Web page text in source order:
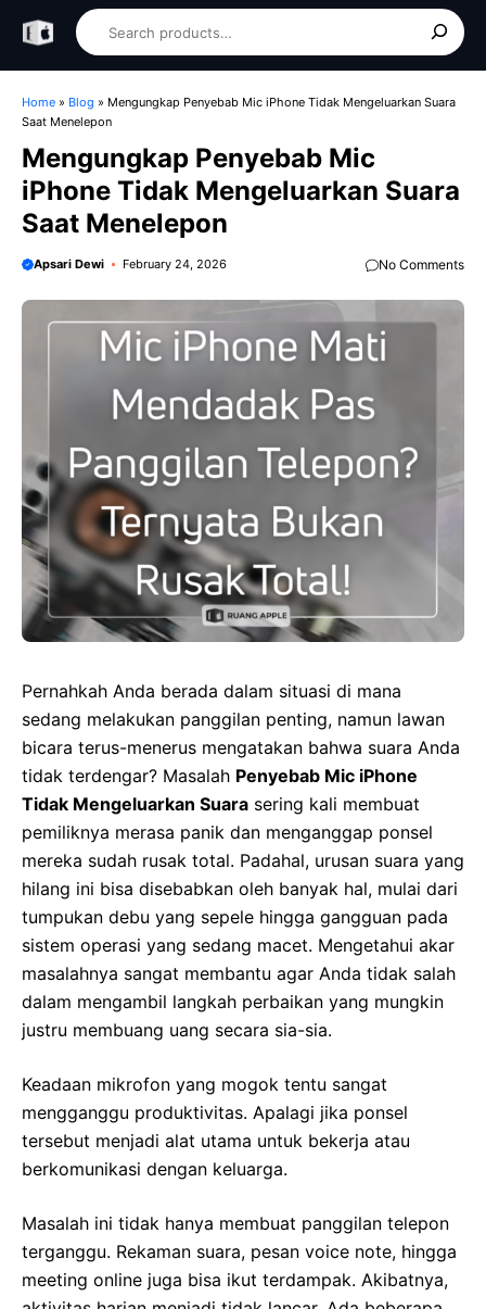
content
Home » Blog » Mengungkap Penyebab Mic iPhone Tidak Mengeluarkan Suara
Saat Menelepon
Mengungkap Penyebab Mic
iPhone Tidak Mengeluarkan Suara
Saat Menelepon
Apsari Dewi February 24, 2026 No Comments
Pernahkah Anda berada dalam situasi di mana
sedang melakukan panggilan penting, namun lawan
bicara terus-menerus mengatakan bahwa suara Anda
tidak terdengar? Masalah Penyebab Mic iPhone
Tidak Mengeluarkan Suara sering kali membuat
pemiliknya merasa panik dan menganggap ponsel
mereka sudah rusak total. Padahal, urusan suara yang
hilang ini bisa disebabkan oleh banyak hal, mulai dari
tumpukan debu yang sepele hingga gangguan pada
sistem operasi yang sedang macet. Mengetahui akar
masalahnya sangat membantu agar Anda tidak salah
dalam mengambil langkah perbaikan yang mungkin
justru membuang uang secara sia-sia.
Keadaan mikrofon yang mogok tentu sangat
mengganggu produktivitas. Apalagi jika ponsel
tersebut menjadi alat utama untuk bekerja atau
berkomunikasi dengan keluarga.
Masalah ini tidak hanya membuat panggilan telepon
terganggu. Rekaman suara, pesan voice note, hingga
meeting online juga bisa ikut terdampak. Akibatnya,